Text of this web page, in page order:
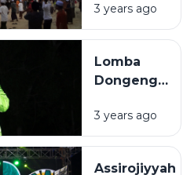
ASSIROJIYYAH
TERAPKAN
SEHAT
3 years ago
Lomba
Dongeng
Bahasa
Arab, Cara
3 years ago
Assirojiyyah